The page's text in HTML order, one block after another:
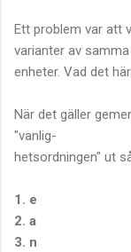
Ett problem var att
varianter av
enheter. Vad det
När det gäller
"vanlig-
hetsordningen" ut
1. e
2. a
3. n